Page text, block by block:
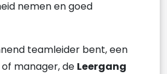
nemen en goed
teamleider bent, een
manager, de Leergang